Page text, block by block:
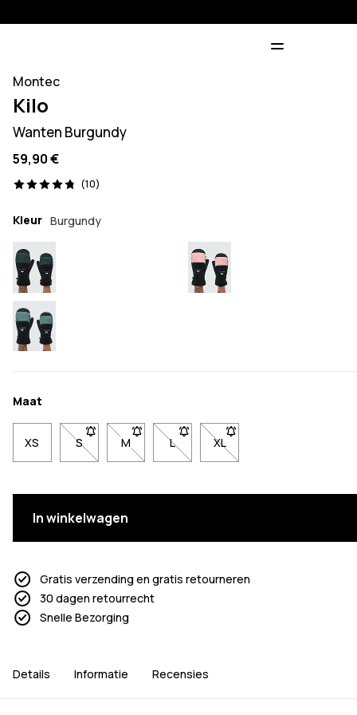
Montec
Kilo
Wanten Burgundy
59,90 €
(10)
10 beoordelingen, 4.8/5
Kleur Burgundy
Maat
XS S- Maat S niet beschikbaar. Klik om op de hoogte te
M- Maat M niet beschikbaar. Klik om op de
L- Maat L niet beschikbaar. Klik om
XL- Maat XL niet
In winkelwagen
Gratis verzending en gratis retourneren
30 dagen retourrecht
Snelle Bezorging
Details Informatie Recensies